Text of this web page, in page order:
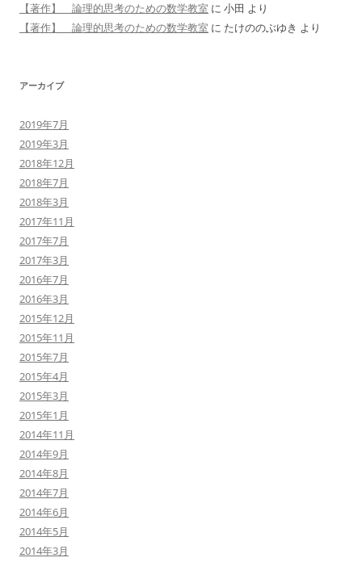
【著作】 論理的思考のための数学教室 に 小田 より
【著作】 論理的思考のための数学教室 に たけののぶゆき より
アーカイブ
2019年7月
2019年3月
2018年12月
2018年7月
2018年3月
2017年11月
2017年7月
2017年3月
2016年7月
2016年3月
2015年12月
2015年11月
2015年7月
2015年4月
2015年3月
2015年1月
2014年11月
2014年9月
2014年8月
2014年7月
2014年6月
2014年5月
2014年3月